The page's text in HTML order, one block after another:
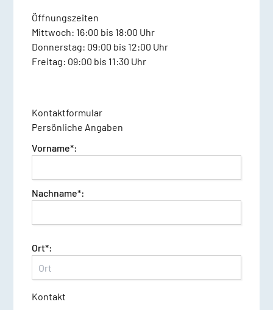
Öffnungszeiten
Mittwoch: 16:00 bis 18:00 Uhr
Donnerstag: 09:00 bis 12:00 Uhr
Freitag: 09:00 bis 11:30 Uhr
Kontaktformular
Persönliche Angaben
Vorname*:
Nachname*:
Ort*:
Kontakt